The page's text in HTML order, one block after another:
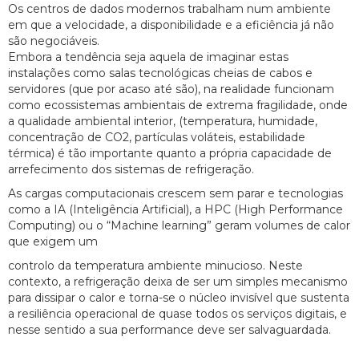
Os centros de dados modernos trabalham num ambiente
em que a velocidade, a disponibilidade e a eficiência já não
são negociáveis.
Embora a tendência seja aquela de imaginar estas
instalações como salas tecnológicas cheias de cabos e
servidores (que por acaso até são), na realidade funcionam
como ecossistemas ambientais de extrema fragilidade, onde
a qualidade ambiental interior, (temperatura, humidade,
concentração de CO2, partículas voláteis, estabilidade
térmica) é tão importante quanto a própria capacidade de
arrefecimento dos sistemas de refrigeração.
As cargas computacionais crescem sem parar e tecnologias
como a IA (Inteligência Artificial), a HPC (High Performance
Computing) ou o “Machine learning” geram volumes de calor
que exigem um
controlo da temperatura ambiente minucioso. Neste
contexto, a refrigeração deixa de ser um simples mecanismo
para dissipar o calor e torna-se o núcleo invisível que sustenta
a resiliência operacional de quase todos os serviços digitais, e
nesse sentido a sua performance deve ser salvaguardada.